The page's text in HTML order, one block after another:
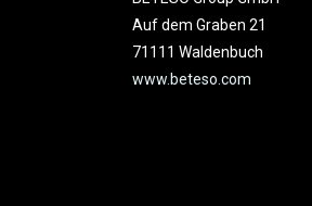
Auf dem Graben 21
71111 Waldenbuch
www.beteso.com